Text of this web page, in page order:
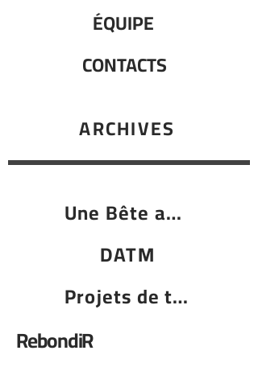
ÉQUIPE
CONTACTS
ARCHIVES
Une Bête au Paradis
DATM
Projets de territoire
RebondiR